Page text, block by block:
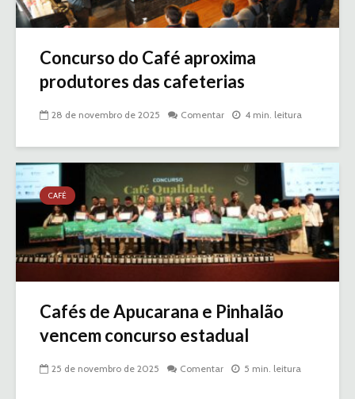
Concurso do Café aproxima
produtores das cafeterias
28 de novembro de 2025 Comentar 4 min. leitura
CAFÉ
Cafés de Apucarana e Pinhalão
vencem concurso estadual
25 de novembro de 2025 Comentar 5 min. leitura